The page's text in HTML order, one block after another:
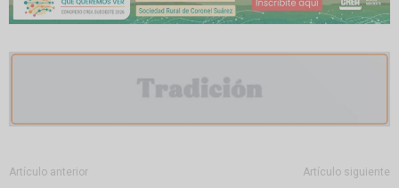
Artículo anterior Artículo siguiente